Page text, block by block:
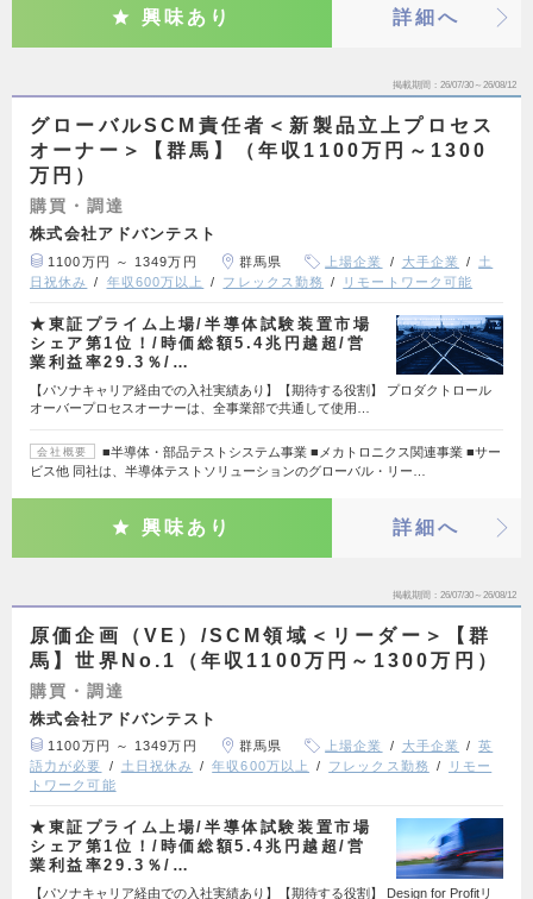
興味あり 詳細へ
掲載期間 26/07/30～26/08/12
グローバルSCM責任者＜新製品立上プロセス
オーナー＞【群馬】（年収1100万円～1300
万円）
購買・調達
株式会社アドバンテスト
1100万円 ～ 1349万円 群馬県 上場企業 大手企業
土
日祝休み
年収600万以上 フレックス勤務 リモートワーク可能
★東証プライム上場/半導体試験装置市場
シェア第1位！/時価総額5.4兆円越超/営
業利益率29.3％/…
【パソナキャリア経由での入社実績あり】【期待する役割】 プロダクトロール
オーバープロセスオーナーは、全事業部で共通して使用…
会社概要
■半導体・部品テストシステム事業 ■メカトロニクス関連事業 ■サー
ビス他 同社は、半導体テストソリューションのグローバル・リー…
興味あり 詳細へ
掲載期間 26/07/30～26/08/12
原価企画（VE）/SCM領域＜リーダー＞【群
馬】世界No.1（年収1100万円～1300万円）
購買・調達
株式会社アドバンテスト
1100万円 ～ 1349万円 群馬県 上場企業 大手企業
英
語力が必要
土日祝休み 年収600万以上 フレックス勤務
リモー
トワーク可能
★東証プライム上場/半導体試験装置市場
シェア第1位！/時価総額5.4兆円越超/営
業利益率29.3％/…
【パソナキャリア経由での入社実績あり】【期待する役割】 Design for Profitリ